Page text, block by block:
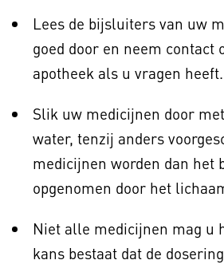
Lees de bijsluiters van uw
goed door en neem contact
apotheek als u vragen heeft.
Slik uw medicijnen door
water, tenzij anders
medicijnen worden dan het
opgenomen door het
Niet alle medicijnen mag u
kans bestaat dat de dosering